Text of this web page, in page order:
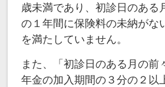
歳未満であり、初診日のある
の１年間に保険料の未納がな
を満たしていません。
また、「初診日のある月の前
年金の加入期間の３分の２以